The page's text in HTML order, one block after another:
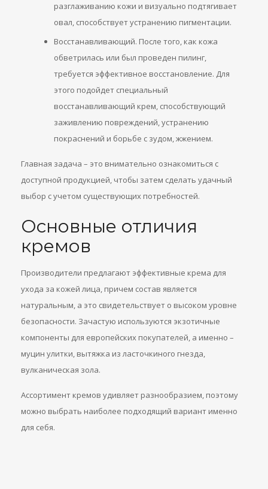
разглаживанию кожи и визуально подтягивает
овал, способствует устранению пигментации.
Восстанавливающий. После того, как кожа
обветрилась или был проведен пилинг,
требуется эффективное восстановление. Для
этого подойдет специальный
восстанавливающий крем, способствующий
заживлению повреждений, устранению
покраснений и борьбе с зудом, жжением.
Главная задача – это внимательно ознакомиться с
доступной продукцией, чтобы затем сделать удачный
выбор с учетом существующих потребностей.
Основные отличия
кремов
Производители предлагают эффективные крема для
ухода за кожей лица, причем состав является
натуральным, а это свидетельствует о высоком уровне
безопасности. Зачастую используются экзотичные
компоненты для европейских покупателей, а именно –
муцин улитки, вытяжка из ласточкиного гнезда,
вулканическая зола.
Ассортимент кремов удивляет разнообразием, поэтому
можно выбрать наиболее подходящий вариант именно
для себя.